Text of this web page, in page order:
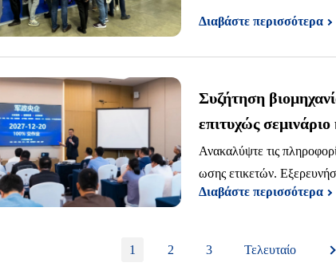
εκτυπωτές γραμμωτών
Διαβάστε περισσότερα
Συζήτηση
επιτυχώς
εκτύπωσης
Ανακαλύψτε τις
ωσης ετικετών.
μωτών κωδίκων
Διαβάστε περισσότερα
1 2 3 Τελευταίο